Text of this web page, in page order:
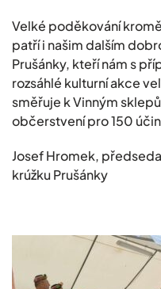
Velké poděkování
patří i našim dalším
Prušánky, kteří nám s
rozsáhlé kulturní akce
směřuje k Vinným
občerstvení pro 150
Josef Hromek,
krúžku Prušánky